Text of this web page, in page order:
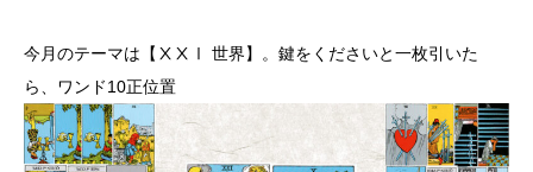
今月のテーマは【ⅩⅩⅠ 世界】。鍵をくださいと一枚引いた
ら、ワンド10正位置